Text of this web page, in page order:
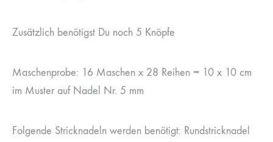
Zusätzlich benötigst Du noch 5 Knöpfe
Maschenprobe: 16 Maschen x 28 Reihen = 10 x 10 cm
im Muster auf Nadel Nr. 5 mm
Folgende Stricknadeln werden benötigt: Rundstricknadel